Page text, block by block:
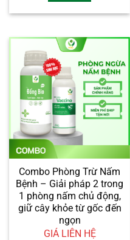
Combo Phòng Trừ Nấm
Bệnh – Giải pháp 2 trong
1 phòng nấm chủ động,
giữ cây khỏe từ gốc đến
ngọn
GIÁ LIÊN HỆ